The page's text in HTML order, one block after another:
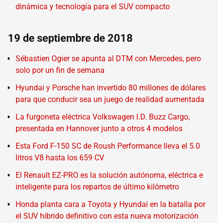
dinámica y tecnología para el SUV compacto
19 de septiembre de 2018
Sébastien Ogier se apunta al DTM con Mercedes, pero
solo por un fin de semana
Hyundai y Porsche han invertido 80 millones de dólares
para que conducir sea un juego de realidad aumentada
La furgoneta eléctrica Volkswagen I.D. Buzz Cargo,
presentada en Hannover junto a otros 4 modelos
Esta Ford F-150 SC de Roush Performance lleva el 5.0
litros V8 hasta los 659 CV
El Renault EZ-PRO es la solución autónoma, eléctrica e
inteligente para los repartos de último kilómetro
Honda planta cara a Toyota y Hyundai en la batalla por
el SUV híbrido definitivo con esta nueva motorización